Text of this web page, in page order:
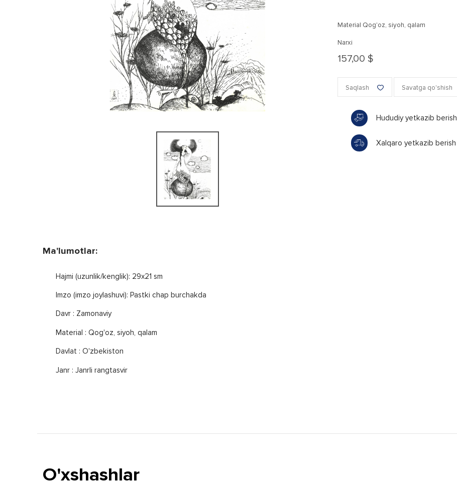
Ma'lumotlar:
Hajmi (uzunlik/kenglik): 29x21 sm
Imzo (imzo joylashuvi): Pastki chap burchakda
Davr : Zamonaviy
Material : Qog'oz, siyoh, qalam
Davlat : O'zbekiston
Janr : Janrli rangtasvir
Material Qog'oz, siyoh, qalam
Narxi
157,00 $
Saqlash Savatga qo'shish
Hududiy yetkazib berish
Xalqaro yetkazib berish
O'xshashlar